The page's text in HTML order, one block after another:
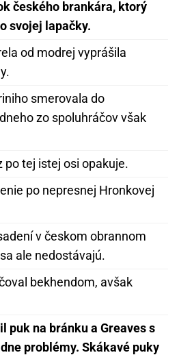
českého brankára, ktorý
svojej lapačky.
od modrej vyprášila
smerovala do
zo spoluhráčov však
po tej istej osi opakuje.
po nepresnej Hronkovej
v českom obrannom
ale nedostávajú.
bekhendom, avšak
puk na bránku a Greaves s
problémy. Skákavé puky